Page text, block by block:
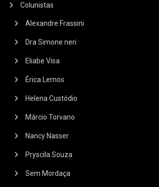
Colunistas
Alexandre Frassini
Dra Simone neri
Eliabe Visa
Érica Lemos
Helena Custódio
Márcio Torvano
Nancy Nasser
Pryscila Souza
Sem Mordaça